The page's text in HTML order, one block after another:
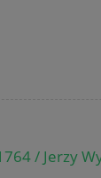
/ Jerzy